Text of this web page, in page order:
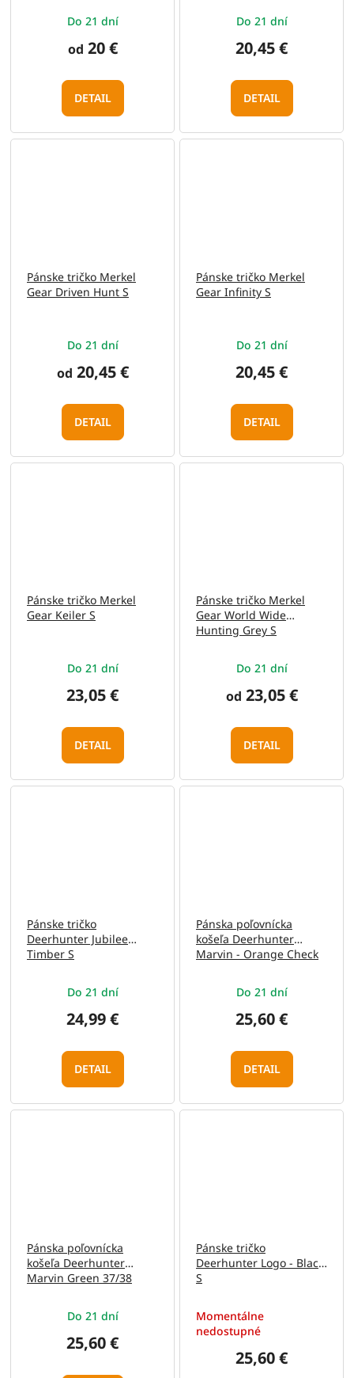
Do 21 dní
od 20 €
DETAIL
Do 21 dní
20,45 €
DETAIL
Pánske tričko Merkel
Gear Driven Hunt S
Do 21 dní
od 20,45 €
DETAIL
Pánske tričko Merkel
Gear Infinity S
Do 21 dní
20,45 €
DETAIL
Pánske tričko Merkel
Gear Keiler S
Do 21 dní
23,05 €
DETAIL
Pánske tričko Merkel
Gear World Wide
Hunting Grey S
Do 21 dní
od 23,05 €
DETAIL
Pánske tričko
Deerhunter Jubilee
Timber S
Do 21 dní
24,99 €
DETAIL
Pánska poľovnícka
košeľa Deerhunter
Marvin - Orange Check
Do 21 dní
25,60 €
DETAIL
Pánska poľovnícka
košeľa Deerhunter
Marvin Green 37/38
Do 21 dní
25,60 €
Pánske tričko
Deerhunter Logo - Black
S
Momentálne
nedostupné
25,60 €